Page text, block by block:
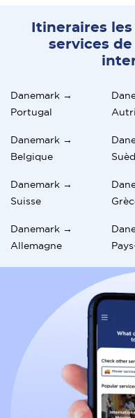
Itineraires
services
Danemark →
Portugal
Danemark →
Belgique
Danemark →
Suisse
Danemark →
Allemagne